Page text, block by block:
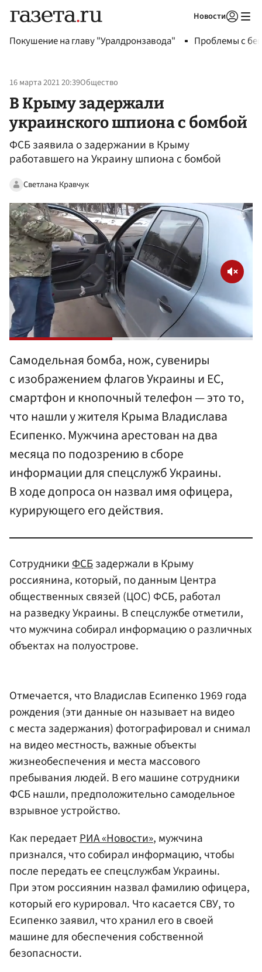
Новости
Покушение на главу "Уралдронзавода" Проблемы с
16 марта 2021 20:39Общество
В Крыму задержали
украинского шпиона с бомбой
ФСБ заявила о задержании в Крыму
работавшего на Украину шпиона с бомбой
Светлана Кравчук
Самодельная бомба, нож, сувениры
с изображением флагов Украины и ЕС,
смартфон и кнопочный телефон — это то,
что нашли у жителя Крыма Владислава
Есипенко. Мужчина арестован на два
месяца по подозрению в сборе
информации для спецслужб Украины.
В ходе допроса он назвал имя офицера,
курирующего его действия.
Сотрудники ФСБзадержали в Крыму
россиянина, который, по данным Центра
общественных связей (ЦОС) ФСБ, работал
на разведку Украины. В спецслужбе отметили,
что мужчина собирал информацию о различных
объектах на полуострове.
Отмечается, что Владислав Есипенко 1969 года
рождения (эти данные он называет на видео
с места задержания) фотографировал и снимал
на видео местность, важные объекты
жизнеобеспечения и места массового
пребывания людей. В его машине сотрудники
ФСБ нашли, предположительно самодельное
взрывное устройство.
Как передаетРИА «Новости», мужчина
признался, что собирал информацию, чтобы
после передать ее спецслужбам Украины.
При этом россиянин назвал фамилию офицера,
который его курировал. Что касается СВУ, то
Есипенко заявил, что хранил его в своей
машине для обеспечения собственной
безопасности.